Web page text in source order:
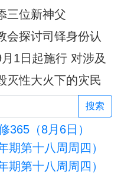
三位新神父
会探讨司铎身份认
1日起施行 对涉及
灭性大火下的灾民
搜索
365（8月6日）
期第十八周周四）
期第十八周周四）